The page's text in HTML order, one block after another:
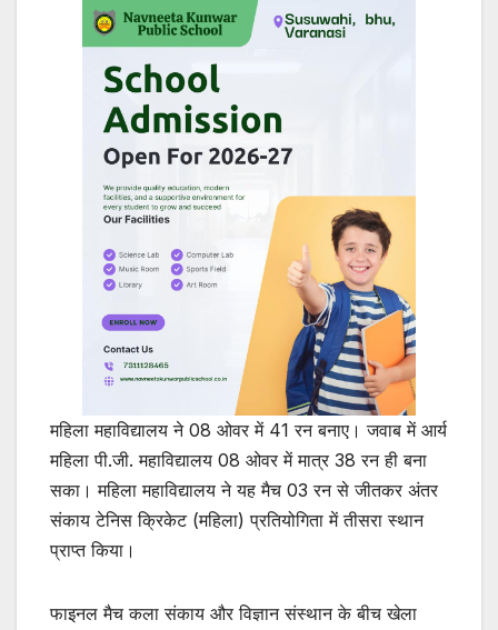
महिला महाविद्यालय ने 08 ओवर में 41 रन बनाए। जवाब में आर्य
महिला पी.जी. महाविद्यालय 08 ओवर में मात्र 38 रन ही बना
सका। महिला महाविद्यालय ने यह मैच 03 रन से जीतकर अंतर
संकाय टेनिस क्रिकेट (महिला) प्रतियोगिता में तीसरा स्थान
प्राप्त किया।
फाइनल मैच कला संकाय और विज्ञान संस्थान के बीच खेला